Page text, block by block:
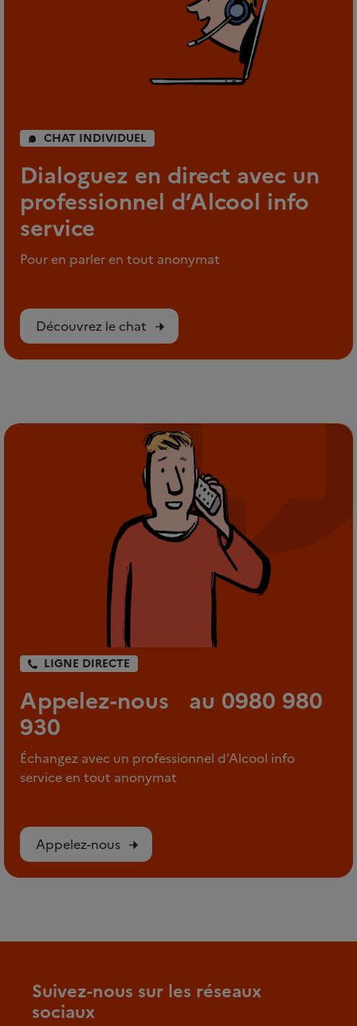
CHAT INDIVIDUEL
Dialoguez en direct avec un
professionnel d’Alcool info
service
Pour en parler en tout anonymat
Découvrez le chat
LIGNE DIRECTE
Appelez-nous au 0980 980
930
Échangez avec un professionnel d’Alcool info
service en tout anonymat
Appelez-nous
Suivez-nous sur les réseaux
sociaux